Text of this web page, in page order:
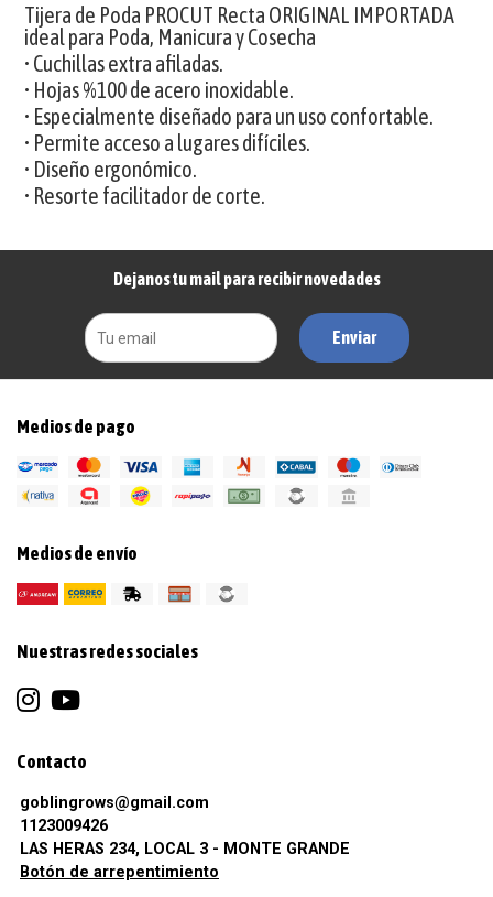
Tijera de Poda PROCUT Recta ORIGINAL IMPORTADA
ideal para Poda, Manicura y Cosecha
• Cuchillas extra afiladas.
• Hojas %100 de acero inoxidable.
• Especialmente diseñado para un uso confortable.
• Permite acceso a lugares difíciles.
• Diseño ergonómico.
• Resorte facilitador de corte.
Dejanos tu mail para recibir novedades
Enviar
Medios de pago
Medios de envío
Nuestras redes sociales
Contacto
goblingrows@gmail.com
1123009426
LAS HERAS 234, LOCAL 3 - MONTE GRANDE
Botón de arrepentimiento